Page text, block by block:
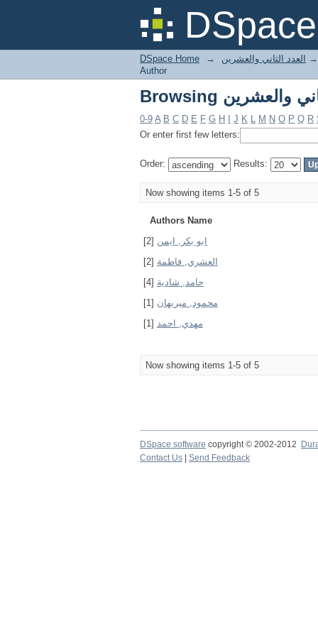
DSpace Home → → العدد الثاني والعشرين
Author
0-9 A B C D E F G H J K L M N O P Q R
Or enter first few letters:
Order: Results:
Now showing items 1-5 of 5
Authors Name
ابو بكر, ايمن [2]
العشري, فاطمة [2]
حامد, شادية [4]
محمود, ميريهان [1]
مهدي, احمد [1]
Now showing items 1-5 of 5
DSpace software copyright © 2002-2012
Contact Us
Send Feedback